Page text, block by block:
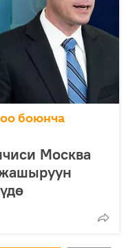
боюнча
Москва